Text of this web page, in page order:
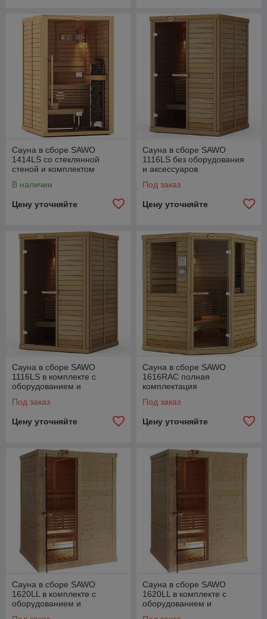
Сауна в сборе SAWO
1414LS со стеклянной
стеной и комплектом
В наличии
Цену уточняйте
Сауна в сборе SAWO
1116LS без оборудования
и аксессуаров
Под заказ
Цену уточняйте
Сауна в сборе SAWO
1116LS в комплекте с
оборудованием и
Под заказ
Цену уточняйте
Сауна в сборе SAWO
1616RAC полная
комплектация
Под заказ
Цену уточняйте
Сауна в сборе SAWO
1620LL в комплекте с
оборудованием и
Сауна в сборе SAWO
1620LL в комплекте с
оборудованием и